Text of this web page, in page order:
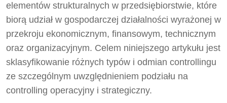
elementów strukturalnych w przedsiębiorstwie, które
biorą udział w gospodarczej działalności wyrażonej w
przekroju ekonomicznym, finansowym, technicznym
oraz organizacyjnym. Celem niniejszego artykułu jest
sklasyfikowanie różnych typów i odmian controllingu
ze szczególnym uwzględnieniem podziału na
controlling operacyjny i strategiczny.